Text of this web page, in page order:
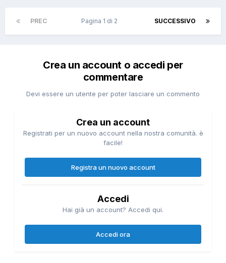
PREC SUCCESSIVO
Pagina 1 di 2
Crea un account o accedi per
commentare
Devi essere un utente per poter lasciare un commento
Crea un account
Registrati per un nuovo account nella nostra comunità. è
facile!
Registra un nuovo account
Accedi
Hai già un account? Accedi qui.
Accedi ora